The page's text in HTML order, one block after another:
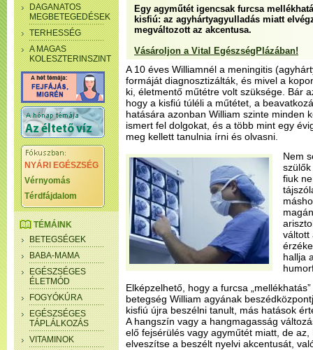
DAGANATOS
MEGBETEGEDÉSEK
TERHESSÉG
A MAGAS
KOLESZTERINSZINT
NYÁRI EGÉSZSÉG
Vérnyomás
Térdfájdalom
TÉMÁINK
BETEGSÉGEK
BABA-MAMA
EGÉSZSÉGES
ÉLETMÓD
FOGYÓKÚRA
EGÉSZSÉGES
TÁPLÁLKOZÁS
VITAMINOK
Egy agyműtét igencsak furcsa
kisfiú: az agyhártyagyulladás miatt
megváltozott az akcentusa.
Vásároljon a Vital EgészségPlázában!
A 10 éves Williamnél a meningitis
formáját diagnosztizálták, és mivel a
ki, életmentő műtétre volt szüksége. Bár
hogy a kisfiú túléli a műtétet, a
hatására azonban William szinte minden
ismert fel dolgokat, és a több mint egy
meg kellett tanulnia írni és olvasni.
Nem
fiuk
váltott
hallja
Elképzelhető, hogy a furcsa
betegség William agyának
kisfiú újra beszélni tanult, más hatások
A hangszín vagy a hangmagasság
elő fejsérülés vagy agyműtét miatt, de az,
elveszítse a beszélt nyelvi akcentusát,